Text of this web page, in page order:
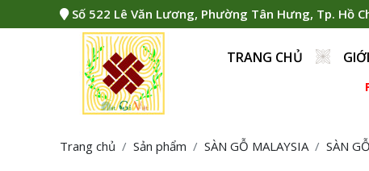
Số 522 Lê Văn Lương, Phường Tân Hưng, Tp. Hồ
TRANG CHỦ
Trang chủ Sản phẩm SÀN GỖ MALAYSIA SÀN